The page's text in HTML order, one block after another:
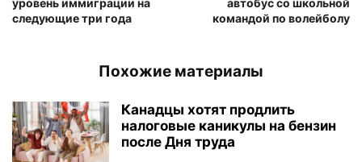
уровень иммиграции на
следующие три года
автобус со школьной
командой по волейболу
Похожие материалы
Канадцы хотят продлить
налоговые каникулы на бензин
после Дня труда